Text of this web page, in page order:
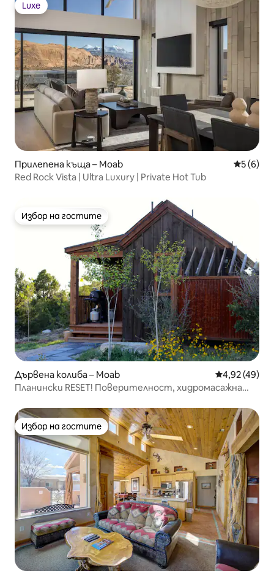
Luxe
Luxe
Прилепена къща – Moab Средна
5 (6)
Red Rock Vista | Ultra Luxury | Private Hot Tub
Избор на гостите
Избор на гостите
Дървена колиба – Moab Средна
4,92 (49)
Планински RESET! Поверителност, хидромасажна
Избор на гостите
Избор на гостите